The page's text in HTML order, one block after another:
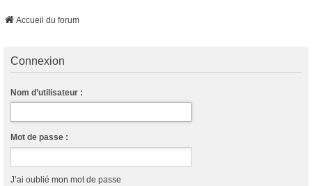
Accueil du forum
Connexion
Nom d’utilisateur :
Mot de passe :
J’ai oublié mon mot de passe